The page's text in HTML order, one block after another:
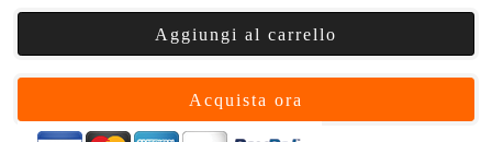
Aggiungi al carrello
Acquista ora